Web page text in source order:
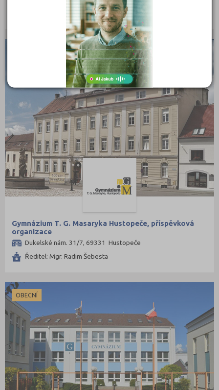
Rychnov nad Kněžnou (4)
Semily (5)
Sokolov (3)
Strakonice (4)
Svitavy (7)
Šumperk (5)
Tábor (8)
Tachov (4)
Teplice (4)
Třebíč (6)
Uherské Hradiště (7)
Ústí nad Labem (4)
Vsetín (7)
Vyškov (2)
Zlín (10)
Znojmo (4)
Žďár nad Sázavou (11)
Ředitel: Mgr. Roman Pavlačka, Ph.D.
Gymnázium T. G. Masaryka Hustopeče, příspěvková
organizace
Dukelské nám. 31/7, 69331 Hustopeče
Ředitel: Mgr. Radim Šebesta
OBECNÍ